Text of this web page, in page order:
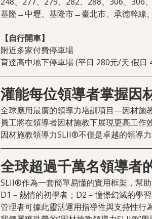
基隆→中壢、基隆市→臺北市、承德幹線
【自行開車】
附近多家付費停車場
育達高中地下停車場 (平日 280元/天 假日
灌能每位領導者掌握因
全球應用最廣的領導力培訓項目—因材施
員工將在領導者因材施教下展現更高工作
因材施教領導力SLII®不僅是卓越的領導
全球超過千萬名領導者
SLII®作為一套簡單易懂的實用框架，幫
D1－熱情的初學者；D2－憧憬幻滅的學
管理者可據此靈活運用指導性與支持性行